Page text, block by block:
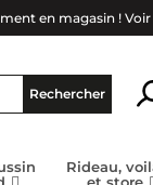
en magasin ! Voir
Rechercher
Rideau,